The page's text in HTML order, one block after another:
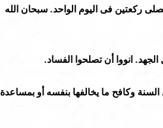
ركعتين فى اليوم الواحد. سبحان الله
انووا أن تصلحوا الفساد.
وكافح ما يخالفها بنفسه أو بمساعدة